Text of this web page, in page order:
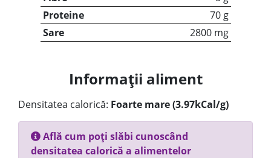
Proteine
70 g
Sare
2800 mg
Informații aliment
Densitatea calorică: Foarte mare (3.97kCal/g)
Află cum poți slăbi cunoscând
densitatea calorică a alimentelor